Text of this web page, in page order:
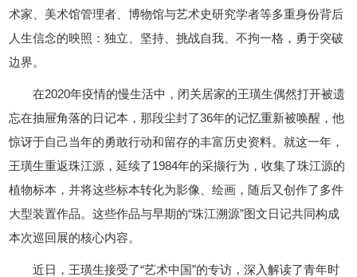
术家、美术馆管理者、博物馆与艺术史研究学者等多重身份背后
人生信念的映照：独立、坚持、挑战自我、不拘一格，勇于突破
边界。
在2020年疫情的慢生活中，闭关居家的王璜生偶然打开被遗
忘在抽屉角落的日记本，那段尘封了36年的记忆重新被唤醒，他
惊讶于自己当年的勇敢行动和留存的丰富历史资料。就这一年，
王璜生重返珠江源，延续了1984年的采撷行为，收集了珠江源的
植物标本，并将这些标本转化为影像、绘画，随后又创作了多件
大型装置作品。这些作品与早期的“珠江溯源”图文日记共同构成
本次巡回展的核心内容。
近日，王璜生接受了“艺术中国”的专访，深入解读了青年时